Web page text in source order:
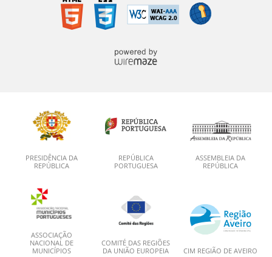
PRESIDÊNCIA DA
REPÚBLICA
REPÚBLICA
PORTUGUESA
ASSEMBLEIA DA
REPÚBLICA
ASSOCIAÇÃO
NACIONAL DE
MUNICÍPIOS
COMITÉ DAS REGIÕES
DA UNIÃO EUROPEIA
CIM REGIÃO DE AVEIRO